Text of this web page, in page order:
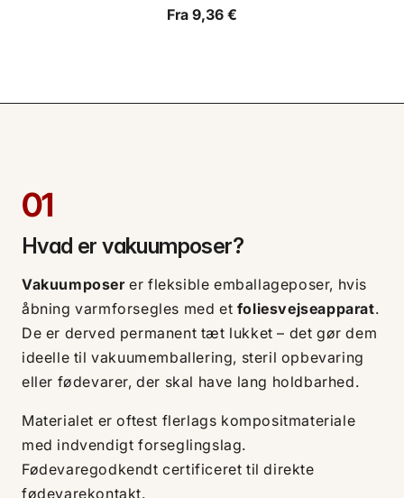
Normalpris
Fra 9,36 €
01
Hvad er vakuumposer?
Vakuumposerer fleksible emballageposer, hvis
åbning varmforsegles med et foliesvejseapparat.
De er derved permanent tæt lukket – det gør dem
ideelle til vakuumemballering, steril opbevaring
eller fødevarer, der skal have lang holdbarhed.
Materialet er oftest flerlags kompositmateriale
med indvendigt forseglingslag.
Fødevaregodkendt certificeret til direkte
fødevarekontakt.